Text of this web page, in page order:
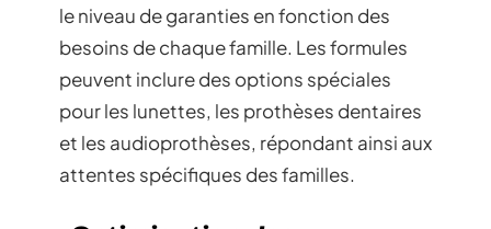
le niveau de garanties en fonction des
besoins de chaque famille. Les formules
peuvent inclure des options spéciales
pour les lunettes, les prothèses dentaires
et les audioprothèses, répondant ainsi aux
attentes spécifiques des familles.